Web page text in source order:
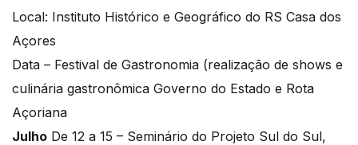
Local: Instituto Histórico e Geográfico do RS Casa dos
Açores
Data – Festival de Gastronomia (realização de shows e
culinária gastronômica Governo do Estado e Rota
Açoriana
Julho De 12 a 15 – Seminário do Projeto Sul do Sul,